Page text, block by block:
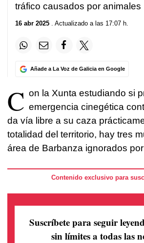
tráfico causados por animales
16 abr 2025 . Actualizado a las 17:07 h.
Añade a La Voz de Galicia en Google
C on la Xunta estudiando si
emergencia cinegética
da vía libre a su caza
totalidad del territorio, hay tres
área de Barbanza ignorados
Contenido exclusivo para
Suscríbete para seguir
sin límites a todas las